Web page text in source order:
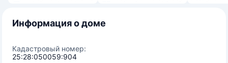
Информация о доме
Кадастровый номер:
25:28:050059:904